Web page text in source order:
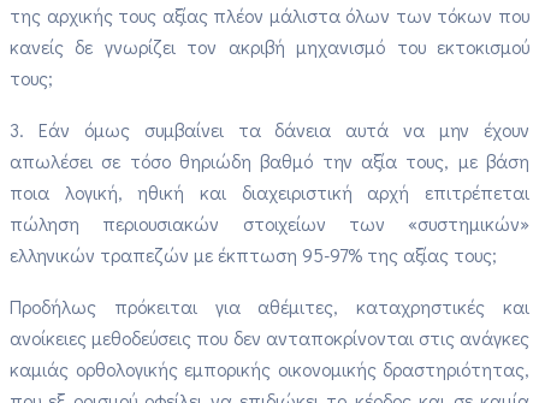
της αρχικής τους αξίας πλέον μάλιστα όλων των τόκων που
κανείς δε γνωρίζει τον ακριβή μηχανισμό του εκτοκισμού
τους;
3. Εάν όμως συμβαίνει τα δάνεια αυτά να μην έχουν
απωλέσει σε τόσο θηριώδη βαθμό την αξία τους, με βάση
ποια λογική, ηθική και διαχειριστική αρχή επιτρέπεται
πώληση περιουσιακών στοιχείων των «συστημικών»
ελληνικών τραπεζών με έκπτωση 95-97% της αξίας τους;
Προδήλως πρόκειται για αθέμιτες, καταχρηστικές και
ανοίκειες μεθοδεύσεις που δεν ανταποκρίνονται στις ανάγκες
καμιάς ορθολογικής εμπορικής οικονομικής δραστηριότητας,